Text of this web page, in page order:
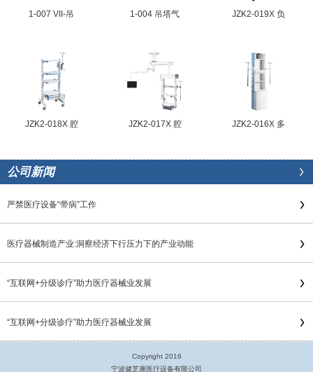
1-007 VII-吊 1-004 吊塔气 JZK2-019X 负
JZK2-018X 腔 JZK2-017X 腔 JZK2-016X 多
公司新闻
严禁医疗设备“带病”工作
医疗器械制造产业:洞察经济下行压力下的产业动能
“互联网+分级诊疗”助力医疗器械业发展
“互联网+分级诊疗”助力医疗器械业发展
Copyright 2016
宁波健芝康医疗设备有限公司